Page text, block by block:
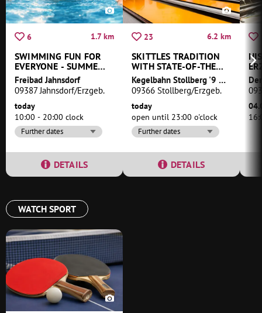
6 1.7 km
SWIMMING FUN FOR
EVERYONE - SUMMER
FUN AT THE
JAHNSDORF OUTDOOR
POOL
Freibad Jahnsdorf
09387 Jahnsdorf/Erzgeb.
today
10:00 - 20:00 clock
Further dates
DETAILS
23 6.2 km
SKITTLES TRADITION
WITH STATE-OF-THE-
ART TECHNOLOGY
Kegelbahn Stollberg '9 Pins
09366 Stollberg/Erzgeb.
today
open until 23:00 o'clock
Further dates
DETAILS
WATCH SPORT